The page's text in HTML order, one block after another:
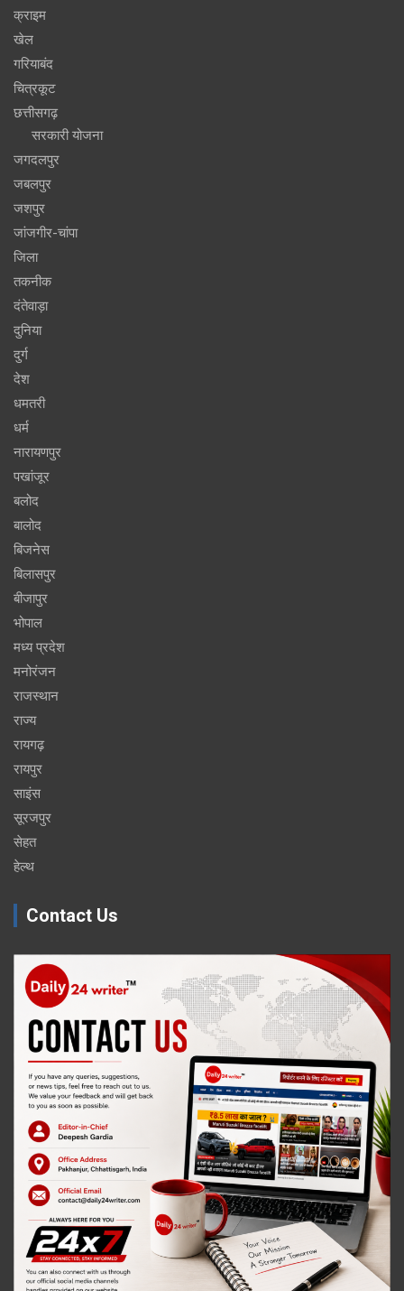
क्राइम
खेल
गरियाबंद
चित्रकूट
छत्तीसगढ़
सरकारी योजना
जगदलपुर
जबलपुर
जशपुर
जांजगीर-चांपा
जिला
तकनीक
दंतेवाड़ा
दुनिया
दुर्ग
देश
धमतरी
धर्म
नारायणपुर
पखांजूर
बलोद
बालोद
बिजनेस
बिलासपुर
बीजापुर
भोपाल
मध्य प्रदेश
मनोरंजन
राजस्थान
राज्य
रायगढ़
रायपुर
साइंस
सूरजपुर
सेहत
हेल्थ
Contact Us